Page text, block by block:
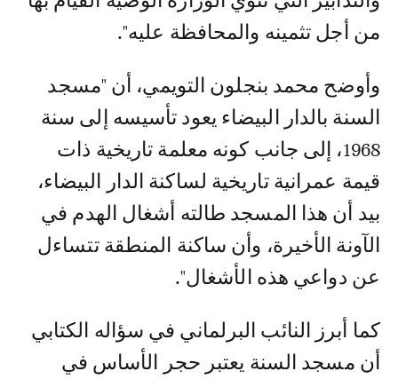
من أجل تثمينه والمحافظة عليه".
وأوضح محمد بنجلون التويمي، أن "مسجد
السنة بالدار البيضاء يعود تأسيسه إلى سنة
1968، إلى جانب كونه معلمة تاريخية ذات
قيمة عمرانية تاريخية لساكنة الدار البيضاء،
بيد أن هذا المسجد طالته أشغال الهدم في
الآونة الأخيرة، وأن ساكنة المنطقة تتساءل
عن دواعي هذه الأشغال".
كما أبرز النائب البرلماني في سؤاله الكتابي
أن مسجد السنة يعتبر حجر الأساس في